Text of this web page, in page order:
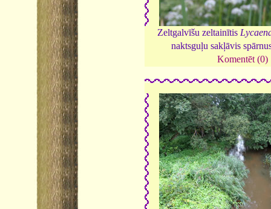
Zeltgalvīšu zeltainītis
naktsguļu sakļāvis
Komentēt (0)